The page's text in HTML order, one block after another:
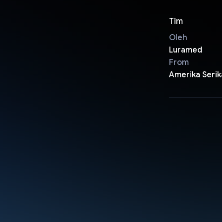
Tim
Oleh
Luramed
From
Amerika